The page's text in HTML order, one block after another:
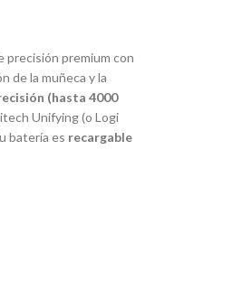
precisión premium con
de la muñeca y la
(hasta 4000
Unifying (o Logi
batería es recargable